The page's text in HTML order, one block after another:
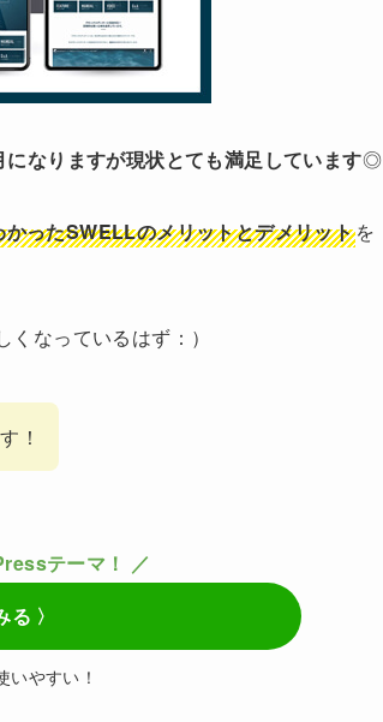
なりますが現状とても満足しています◎
ったSWELLのメリットとデメリットを
なっているはず：）
！
テーマ！ ／
〉
いやすい！